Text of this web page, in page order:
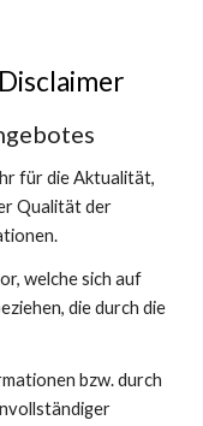
für die Aktualität,
Qualität der
welche sich auf
die durch die
bzw. durch